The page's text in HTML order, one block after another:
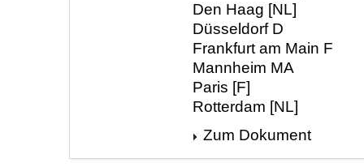
Den Haag [NL]
Düsseldorf D
Frankfurt am Main F
Mannheim MA
Paris [F]
Rotterdam [NL]
Zum Dokument